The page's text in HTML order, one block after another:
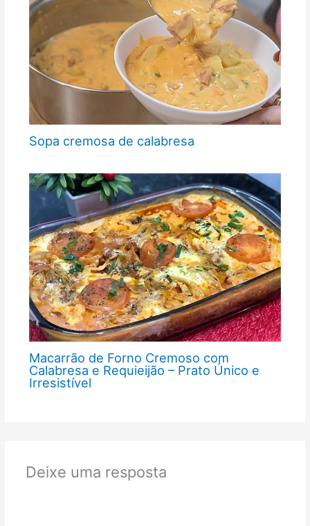
Sopa cremosa de calabresa
Macarrão de Forno Cremoso com
Calabresa e Requieijão – Prato Único e
Irresistível
Deixe uma resposta